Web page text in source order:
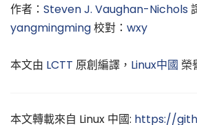
作者： Steven J. Vaughan-Nichols
yangmingming校對： wxy
本文由 LCTT 原創編譯， Linux中國 榮
本文轉載來自 Linux 中國: https://